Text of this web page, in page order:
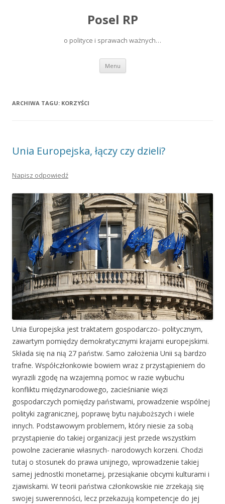
Posel RP
o polityce i sprawach ważnych…
Menu Przeskocz do treści
ARCHIWA TAGU: KORZYŚCI
Unia Europejska, łączy czy dzieli?
Napisz odpowiedź
Unia Europejska jest traktatem gospodarczo- politycznym,
zawartym pomiędzy demokratycznymi krajami europejskimi.
Składa się na nią 27 państw. Samo założenia Unii są bardzo
trafne. Współczłonkowie bowiem wraz z przystąpieniem do
wyrazili zgodę na wzajemną pomoc w razie wybuchu
konfliktu międzynarodowego, zacieśnianie więzi
gospodarczych pomiędzy państwami, prowadzenie wspólnej
polityki zagranicznej, poprawę bytu najuboższych i wiele
innych. Podstawowym problemem, który niesie za sobą
przystąpienie do takiej organizacji jest przede wszystkim
powolne zacieranie własnych- narodowych korzeni. Chodzi
tutaj o stosunek do prawa unijnego, wprowadzenie takiej
samej jednostki monetarnej, przesiąkanie obcymi kulturami i
zjawiskami. W teorii państwa członkowskie nie zrzekają się
swojej suwerenności, lecz przekazują kompetencje do jej